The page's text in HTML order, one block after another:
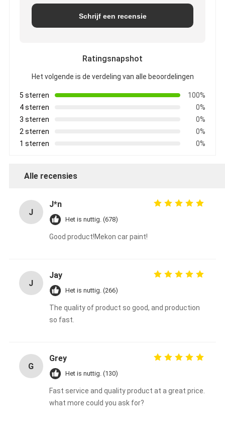
Schrijf een recensie
Ratingsnapshot
Het volgende is de verdeling van alle beoordelingen
5 sterren
100%
4 sterren
0%
3 sterren
0%
2 sterren
0%
1 sterren
0%
Alle recensies
J
J*n
Het is nuttig. (678)
Good product!Mekon car paint!
J
Jay
Het is nuttig. (266)
The quality of product so good, and production
so fast.
G
Grey
Het is nuttig. (130)
Fast service and quality product at a great price.
what more could you ask for?